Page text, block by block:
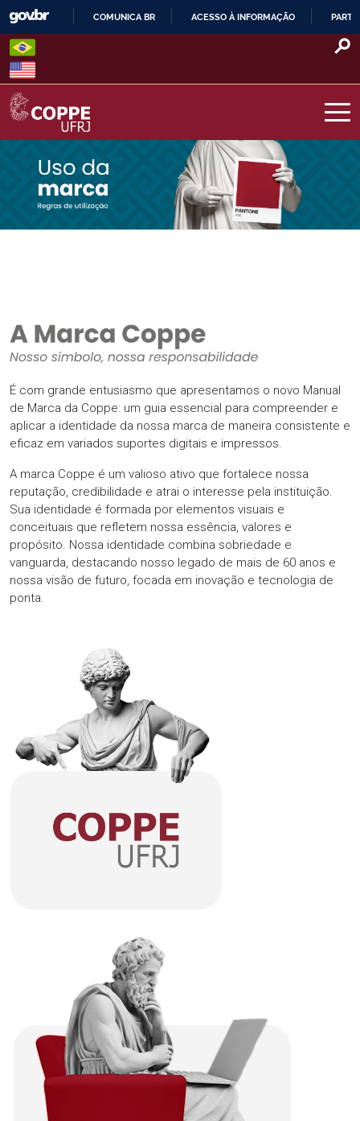
Skip
content
O
COMUNICA BR ACESSO À INFORMAÇÃO
COPPE – UFRJ
É com grande entusiasmo que apresentamos o novo Manual
de Marca da Coppe: um guia essencial para compreender e
aplicar a identidade da nossa marca de maneira consistente e
eficaz em variados suportes digitais e impressos.
A marca Coppe é um valioso ativo que fortalece nossa
reputação, credibilidade e atrai o interesse pela instituição.
Sua identidade é formada por elementos visuais e
conceituais que refletem nossa essência, valores e
propósito. Nossa identidade combina sobriedade e
vanguarda, destacando nosso legado de mais de 60 anos e
nossa visão de futuro, focada em inovação e tecnologia de
ponta.